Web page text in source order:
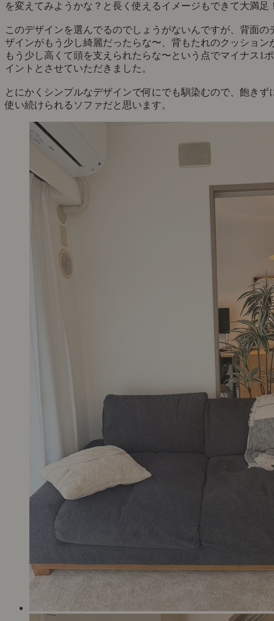
を変えてみようかな？と長く使えるイメージもできて大満足
このデザインを選んでるのでしょうがないんですが、背面の
ザインがもう少し綺麗だったらな〜、背もたれのクッション
もう少し高くて頭を支えられたらな〜という点でマイナス1ポ
イントとさせていただきました。
とにかくシンプルなデザインで何にでも馴染むので、飽きず
使い続けられるソファだと思います。